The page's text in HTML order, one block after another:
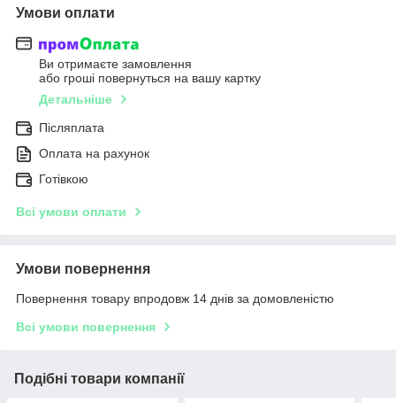
Умови оплати
Ви отримаєте замовлення
або гроші повернуться на вашу картку
Детальніше
Післяплата
Оплата на рахунок
Готівкою
Всі умови оплати
Умови повернення
Повернення товару впродовж 14 днів за домовленістю
Всі умови повернення
Подібні товари компанії